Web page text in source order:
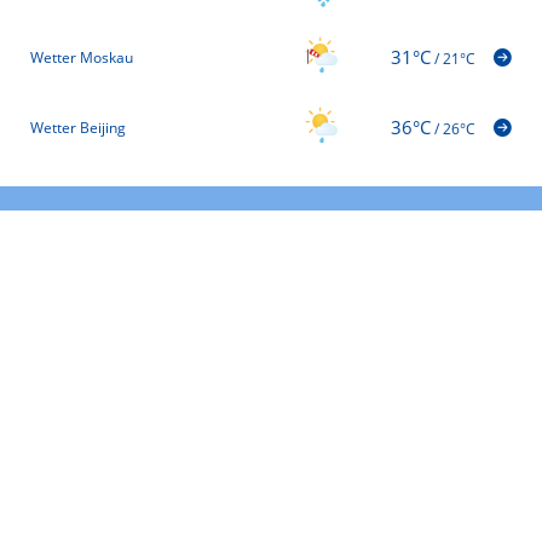
Wetter Moskau 31°C/21°C
Wetter Beijing 36°C/26°C